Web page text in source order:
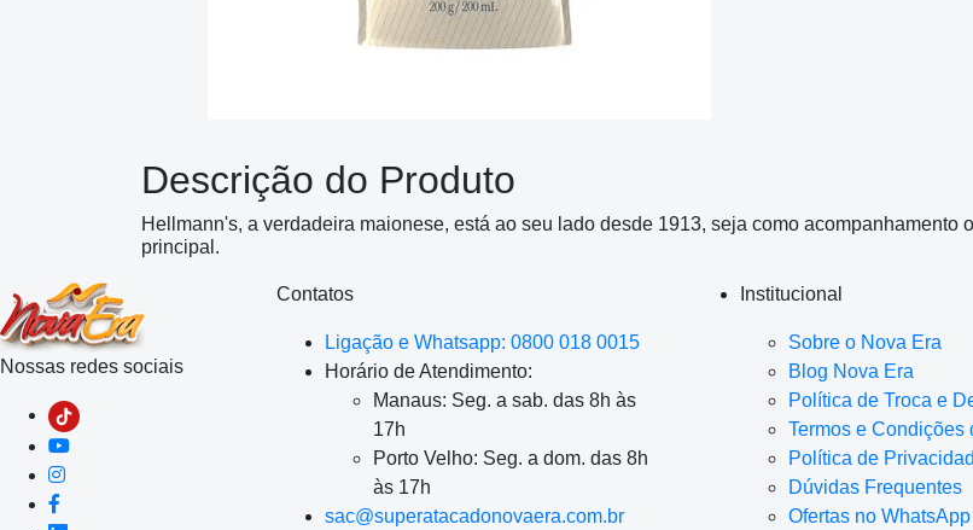
Descrição do Produto
Hellmann's, a verdadeira maionese, está ao seu lado desde 1913, seja como
principal.
Nossas redes sociais
Contatos
Ligação e Whatsapp: 0800 018 0015
Horário de Atendimento:
Manaus: Seg. a sab. das 8h às
17h
Porto Velho: Seg. a dom. das 8h
às 17h
sac@superatacadonovaera.com.br
Institucional
Sobre o Nova Era
Blog Nova Era
Política de Troca e
Termos e Condições
Política de
Dúvidas Frequentes
Ofertas no WhatsApp